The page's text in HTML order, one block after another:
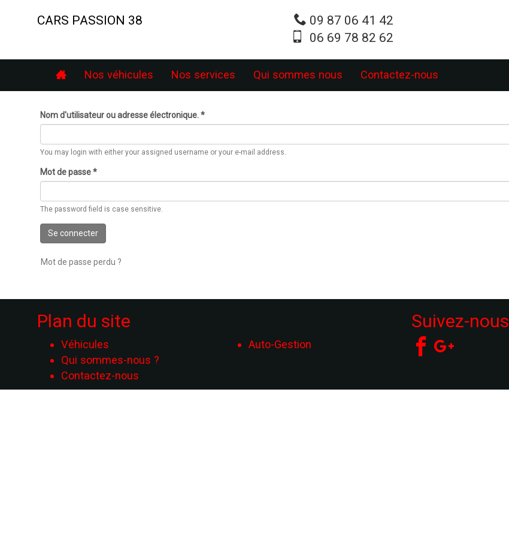
CARS PASSION 38
09 87 06 41 42
06 69 78 82 62
Nos véhicules Nos services Qui sommes nous Contactez-nous
Nom d'utilisateur ou adresse électronique.*
You may login with either your assigned username or your e-mail address.
Mot de passe*
The password field is case sensitive.
Se connecter
Mot de passe perdu ?
Plan du site
Véhicules
Qui sommes-nous ?
Contactez-nous
Auto-Gestion
Suivez-nous